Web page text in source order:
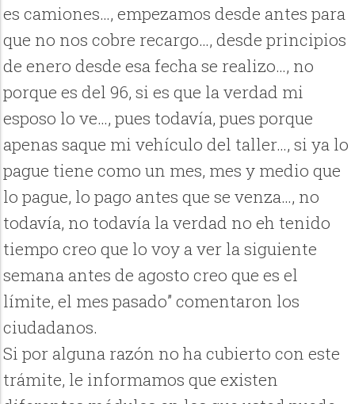
es camiones…, empezamos desde antes para
que no nos cobre recargo…, desde principios
de enero desde esa fecha se realizo…, no
porque es del 96, si es que la verdad mi
esposo lo ve…, pues todavía, pues porque
apenas saque mi vehículo del taller…, si ya lo
pague tiene como un mes, mes y medio que
lo pague, lo pago antes que se venza…, no
todavía, no todavía la verdad no eh tenido
tiempo creo que lo voy a ver la siguiente
semana antes de agosto creo que es el
límite, el mes pasado” comentaron los
ciudadanos.
Si por alguna razón no ha cubierto con este
trámite, le informamos que existen